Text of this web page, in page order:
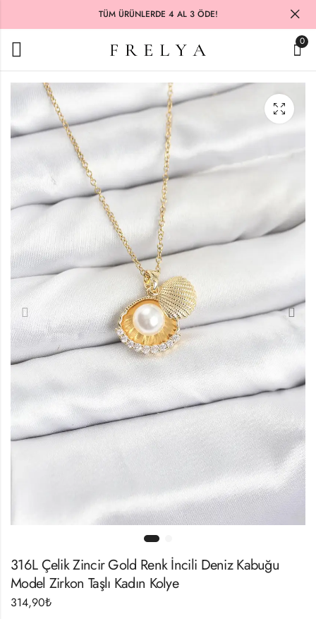
TÜM ÜRÜNLERDE 4 AL 3 ÖDE!
0
316L Çelik Zincir Gold Renk İncili Deniz Kabuğu
Model Zirkon Taşlı Kadın Kolye
314,90₺